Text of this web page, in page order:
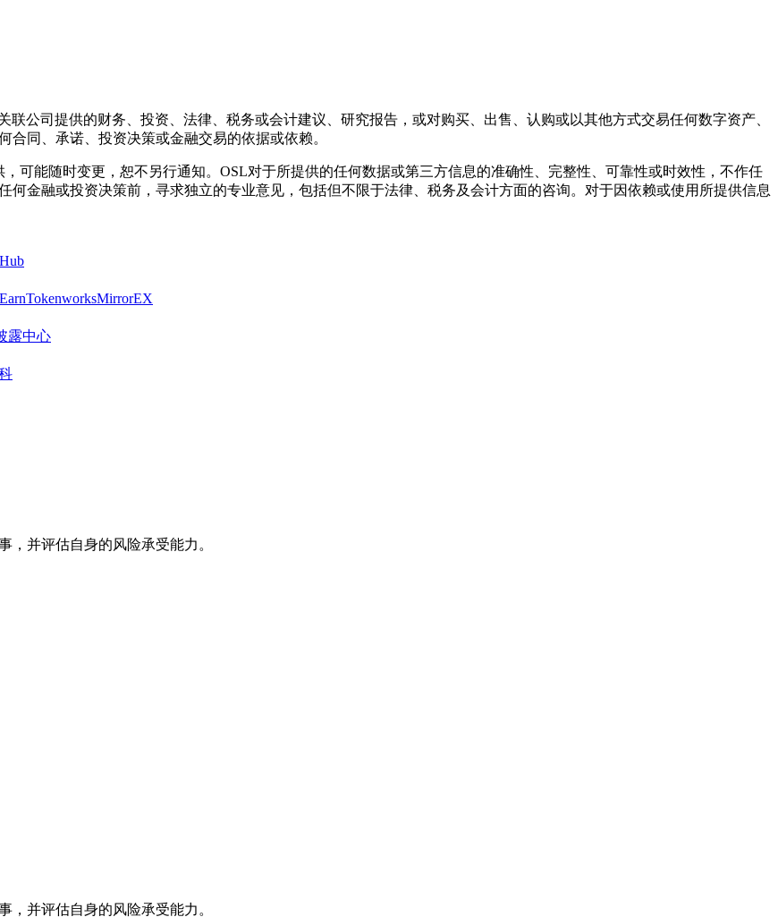
公司提供的财务、投资、法律、税务或会计建议、研究报告，或对购买、出售、认购或以其他方式交易任何数字资产、
同、承诺、投资决策或金融交易的依据或依赖。
，可能随时变更，恕不另行通知。OSL对于所提供的任何数据或第三方信息的准确性、完整性、可靠性或时效性，不作任
金融或投资决策前，寻求独立的专业意见，包括但不限于法律、税务及会计方面的咨询。对于因依赖或使用所提供信息
EarnTokenworksMirrorEX
露中心
，并评估自身的风险承受能力。
，并评估自身的风险承受能力。